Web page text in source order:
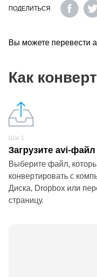
ПОДЕЛИТЬСЯ
Вы можете перевести
Как
Шаг 1
Загрузите avi-файл
Выберите файл,
конвертировать с
Диска, Dropbox или
страницу.